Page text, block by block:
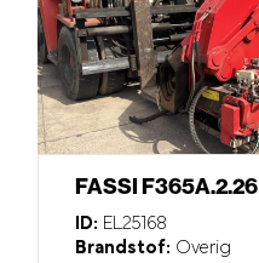
FASSI F365A.2.26
ID: EL25168
Brandstof: Overig